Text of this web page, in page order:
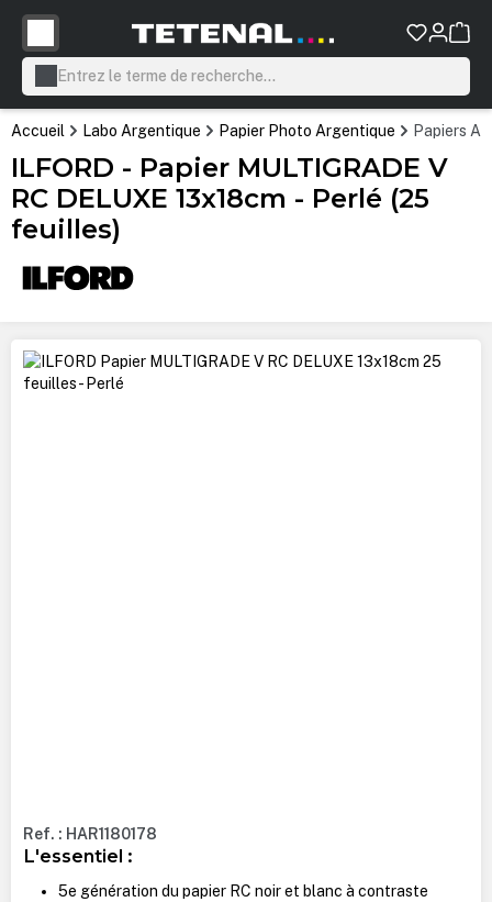
principal
Accueil Labo Argentique Papier Photo Argentique Papiers
ILFORD - Papier MULTIGRADE V
RC DELUXE 13x18cm - Perlé (25
feuilles)
Ignorer la galerie d'images
Ref. : HAR1180178
L'essentiel :
5e génération du papier RC noir et blanc à contraste